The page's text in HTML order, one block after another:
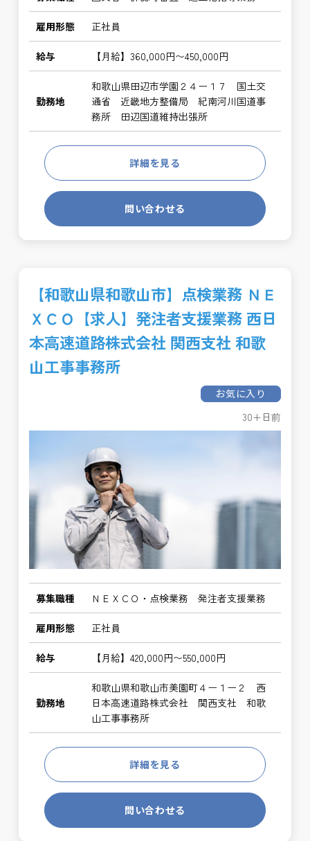
雇用形態 正社員
給与 【月給】360,000円〜450,000円
勤務地
和歌山県田辺市学園２４ー１７ 国土交
通省 近畿地方整備局 紀南河川国道事
務所 田辺国道維持出張所
詳細を見る
問い合わせる
【和歌山県和歌山市】点検業務 ＮＥ
ＸＣＯ【求人】発注者支援業務 西日
本高速道路株式会社 関西支社 和歌
山工事事務所
お気に入り
30+日前
募集職種 ＮＥＸＣＯ・点検業務 発注者支援業務
雇用形態 正社員
給与 【月給】420,000円〜550,000円
勤務地
和歌山県和歌山市美園町４ー１ー２ 西
日本高速道路株式会社 関西支社 和歌
山工事事務所
詳細を見る
問い合わせる